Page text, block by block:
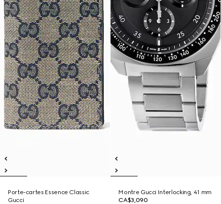
Porte-cartes Essence Classic
Gucci
Montre Gucci Interlocking, 41 mm
CA$3,090